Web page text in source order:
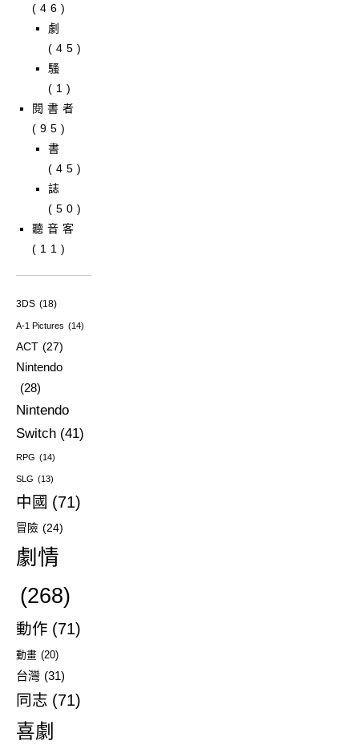
(46)
劇
(45)
騷
(1)
閱書者
(95)
書
(45)
誌
(50)
聽音客
(11)
3DS (18)
A-1 Pictures (14)
ACT (27)
Nintendo
(28)
Nintendo
Switch (41)
RPG (14)
SLG (13)
中國 (71)
冒險 (24)
劇情
(268)
動作 (71)
動畫 (20)
台灣 (31)
同志 (71)
喜劇